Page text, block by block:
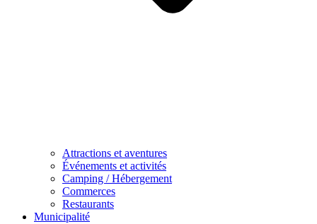
Attractions et aventures
Événements et activités
Camping / Hébergement
Commerces
Restaurants
Municipalité